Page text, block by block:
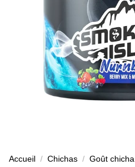
Accueil / Chichas / Goût chicha